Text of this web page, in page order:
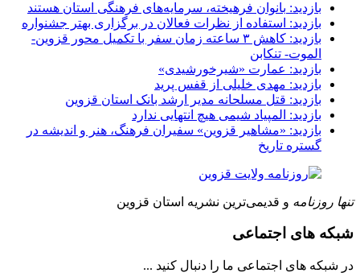
بازدید: بانوان فرهیخته، سرمایه‌های فرهنگی استان هستند
بازدید: استفاده از نظرات فعالان در برگزاری بهتر جشنواره
بازدید:
کاهش ۳ ساعته زمان سفر با تکمیل محور قزوین-
الموت- تنکابن
بازدید: عمارت «شیرخورشیدی»
بازدید: مهدی خلیلی از قفس پرید
بازدید: قتل مسلحانه مدیر ارشد بانک استان قزوین
بازدید: المپیاد شیمی هیچ انتهایی ندارد
بازدید: «مشاهیر قزوین» سفیران فرهنگ، هنر و اندیشه در
گستره تاریخ
تنها روزنامه و قدیمی‌ترین نشریه استان قزوین
شبکه های اجتماعی
در شبکه های اجتماعی ما را دنبال کنید ...